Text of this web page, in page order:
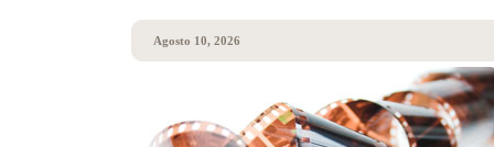
Agosto 10, 2026